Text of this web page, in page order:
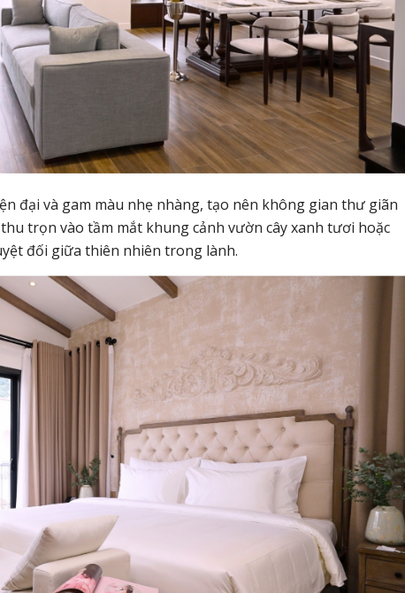
đại và gam màu nhẹ nhàng, tạo nên không gian thư giãn
trọn vào tầm mắt khung cảnh vườn cây xanh tươi hoặc
đối giữa thiên nhiên trong lành.